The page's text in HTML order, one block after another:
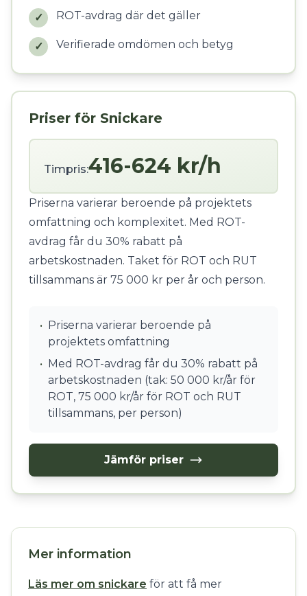
✓ ROT-avdrag där det gäller
✓ Verifierade omdömen och betyg
Priser för Snickare
Timpris:416-624 kr/h
Priserna varierar beroende på projektets
omfattning och komplexitet. Med ROT-
avdrag får du 30% rabatt på
arbetskostnaden. Taket för ROT och RUT
tillsammans är 75 000 kr per år och person.
• Priserna varierar beroende på
projektets omfattning
• Med ROT-avdrag får du 30% rabatt på
arbetskostnaden (tak: 50 000 kr/år för
ROT, 75 000 kr/år för ROT och RUT
tillsammans, per person)
Jämför priser
Mer information
Läs mer om snickare för att få mer